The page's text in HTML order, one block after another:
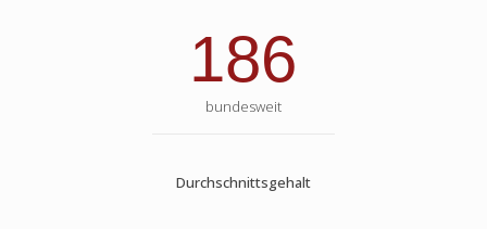
186
bundesweit
Durchschnittsgehalt